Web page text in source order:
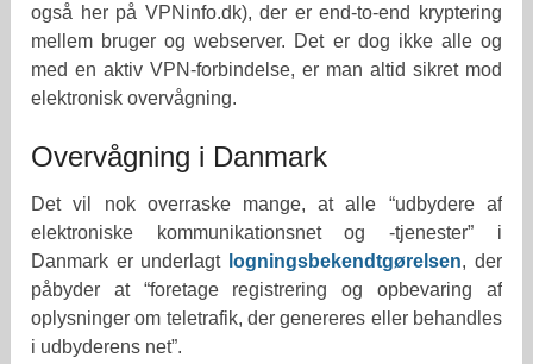
også her på VPNinfo.dk), der er end-to-end kryptering
mellem bruger og webserver. Det er dog ikke alle og
med en aktiv VPN-forbindelse, er man altid sikret mod
elektronisk overvågning.
Overvågning i Danmark
Det vil nok overraske mange, at alle “udbydere af
elektroniske kommunikationsnet og -tjenester” i
Danmark er underlagt logningsbekendtgørelsen, der
påbyder at “foretage registrering og opbevaring af
oplysninger om teletrafik, der genereres eller behandles
i udbyderens net”.